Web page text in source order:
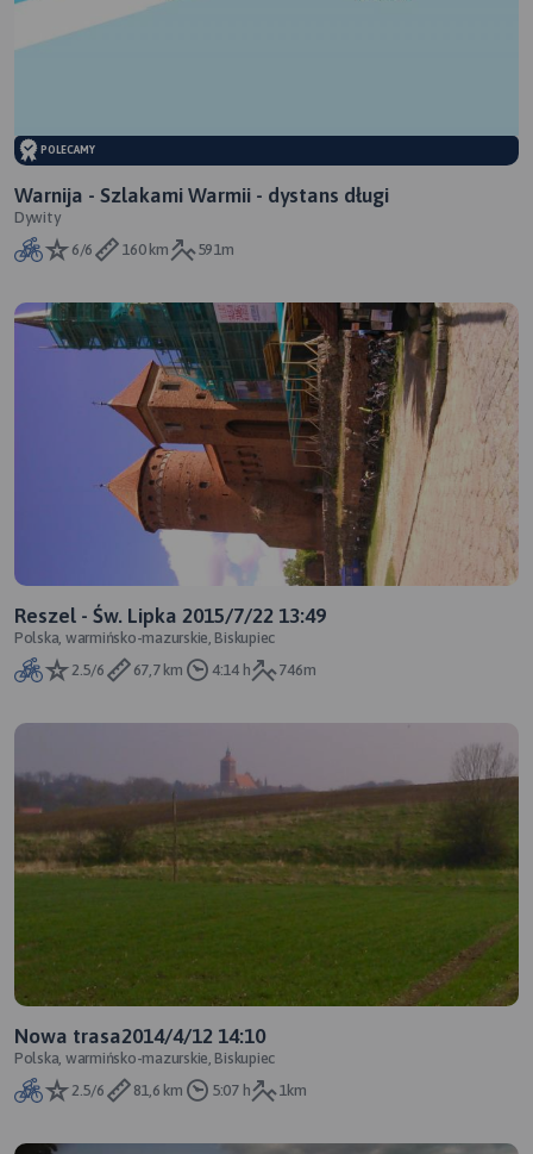
POLECAMY
Warnija - Szlakami Warmii - dystans długi
Dywity
6/6
160 km 591m
Reszel - Św. Lipka 2015/7/22 13:49
Polska, warmińsko-mazurskie, Biskupiec
2.5/6
67,7 km 4:14 h 746m
Nowa trasa2014/4/12 14:10
Polska, warmińsko-mazurskie, Biskupiec
2.5/6
81,6 km 5:07 h 1km